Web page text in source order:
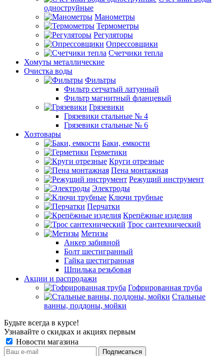
одноструйные
Манометры
Термометры
Регуляторы
Опрессовщики
Счетчики тепла
Хомуты металлические
Очистка воды
Фильтры
Фильтр сетчатый латунный
Фильтр магнитный фланцевый
Грязевики
Грязевики стальные № 4
Грязевики стальные № 6
Хозтовары
Баки, емкости
Герметики
Круги отрезные
Пена монтажная
Режущий инструмент
Электроды
Ключи трубные
Перчатки
Крепёжные изделия
Трос сантехнический
Метизы
Анкер забивной
Болт шестигранный
Гайка шестигранная
Шпилька резьбовая
Акции и распродажи
Гофрированная труба
Стальные
ванны, поддоны, мойки
Будьте всегда в курсе!
Узнавайте о скидках и акциях первым
Новости магазина